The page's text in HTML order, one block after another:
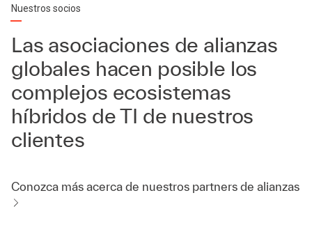
Nuestros socios
Las asociaciones de alianzas
globales hacen posible los
complejos ecosistemas
híbridos de TI de nuestros
clientes
Conozca más acerca de nuestros partners de alianzas